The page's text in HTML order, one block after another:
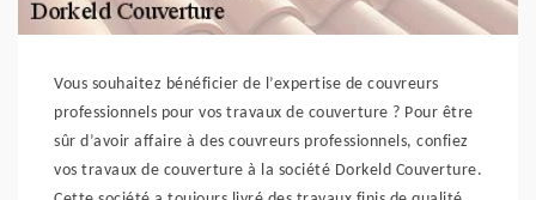
Vous souhaitez bénéficier de l’expertise de couvreurs
professionnels pour vos travaux de couverture ? Pour être
sûr d’avoir affaire à des couvreurs professionnels, confiez
vos travaux de couverture à la société Dorkeld Couverture.